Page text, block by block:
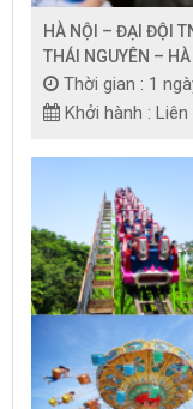
HÀ NỘI – ĐẠI ĐỘI
THÁI NGUYÊN – HÀ
Thời gian : 1
Khởi hành : Liên